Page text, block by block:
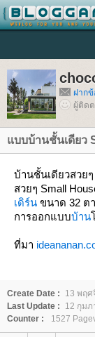
ฝาก
ผู้ติด
บบบ้านชั้นเดียว
บ้านชั้นเดียวสวยๆ
สวยๆ Small
เดิร์น ขนาด 32 ต
การออกแบบบ้าน
ที่มา
Create Date :
13 พฤศ
Last Update :
12 กุมภ
Counter :
1527